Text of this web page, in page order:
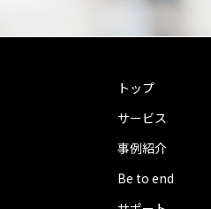
トップ
サービス
事例紹介
Be to end